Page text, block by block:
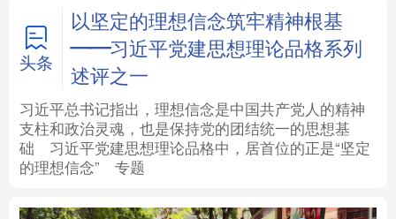
学术中国 乡村振兴 银龄 溯源中国
城市 旅游 能源 会展
彩票 娱乐 时尚 悦读
公益 一带一路 亚太网 上市公司
头条
以坚定的理想信念筑牢精神根基
——习近平党建思想理论品格系列
述评之一
习近平总书记指出，理想信念是中国共产党人的精神
支柱和政治灵魂，也是保持党的团结统一的思想基
础
习近平党建思想理论品格中，居首位的正是“坚定
的理想信念”
专题